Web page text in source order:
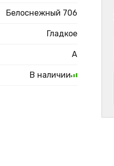
Белоснежный 706
Гладкое
А
В наличии